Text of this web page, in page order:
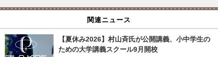
関連ニュース
【夏休み2026】村山斉氏が公開講義、小中学生の
ための大学講義スクール9月開校